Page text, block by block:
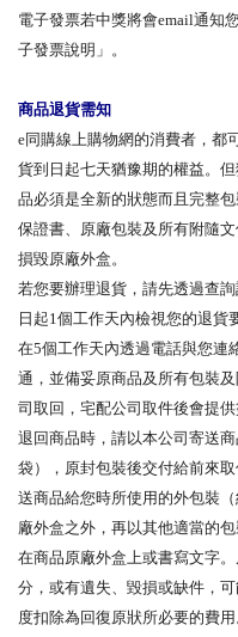
電子發票若中獎將會email通知
子發票說明」。
商品退貨需知
e同購線上購物網的消費者，都
貨到日起七天猶豫期的權益。
品必須是全新的狀態而且完整
保證書、原廠包裝及所有附隨
損毀原廠外盒。
若您要辦理退貨，請先透過查
日起1個工作天內檢視您的退貨
在5個工作天內透過電話與您連
通，並備妥原商品及所有包裝
司取回，宅配公司取件後會提
退回商品時，請以本公司寄送
袋），原封包裝後交付給前來
送商品給您時所使用的外包裝
廠外盒之外，再以其他適當的
在商品原廠外盒上或書寫文字
分，或有遺失、毀損或缺件，
度扣除為回復原狀所必要的費用